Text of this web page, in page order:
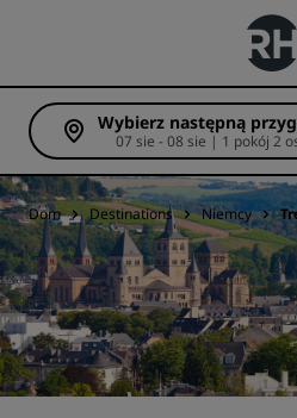
Wybierz następną
07 sie -
Dom Destinations Niemcy